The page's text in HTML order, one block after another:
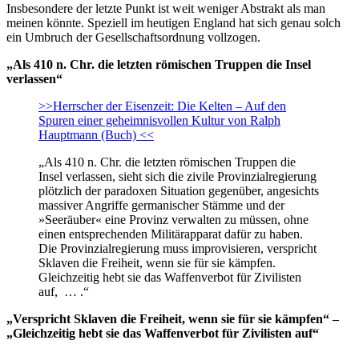
Insbesondere der letzte Punkt ist weit weniger Abstrakt als man
meinen könnte. Speziell im heutigen England hat sich genau solch
ein Umbruch der Gesellschaftsordnung vollzogen.
„Als 410 n. Chr. die letzten römischen Truppen die Insel
verlassen“
>>Herrscher der Eisenzeit: Die Kelten – Auf den
Spuren einer geheimnisvollen Kultur von Ralph
Hauptmann (Buch) <<
„Als 410 n. Chr. die letzten römischen Truppen die
Insel verlassen, sieht sich die zivile Provinzialregierung
plötzlich der paradoxen Situation gegenüber, angesichts
massiver Angriffe germanischer Stämme und der
»Seeräuber« eine Provinz verwalten zu müssen, ohne
einen entsprechenden Militärapparat dafür zu haben.
Die Provinzialregierung muss improvisieren, verspricht
Sklaven die Freiheit, wenn sie für sie kämpfen.
Gleichzeitig hebt sie das Waffenverbot für Zivilisten
auf, … .“
„Verspricht Sklaven die Freiheit, wenn sie für sie kämpfen“ –
„Gleichzeitig hebt sie das Waffenverbot für Zivilisten auf“